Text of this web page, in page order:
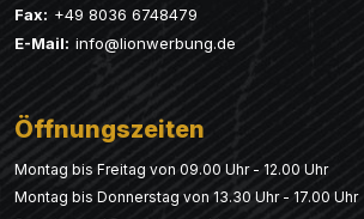
Fax: +49 8036 6748479
E-Mail: info@lionwerbung.de
Öffnungszeiten
Montag bis Freitag von 09.00 Uhr - 12.00 Uhr
Montag bis Donnerstag von 13.30 Uhr - 17.00 Uhr